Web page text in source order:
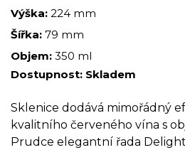
Výška: 224 mm
Šířka: 79 mm
Objem: 350 ml
Dostupnost: Skladem
Sklenice dodává mimořádný
kvalitního červeného vína s
Prudce elegantní řada